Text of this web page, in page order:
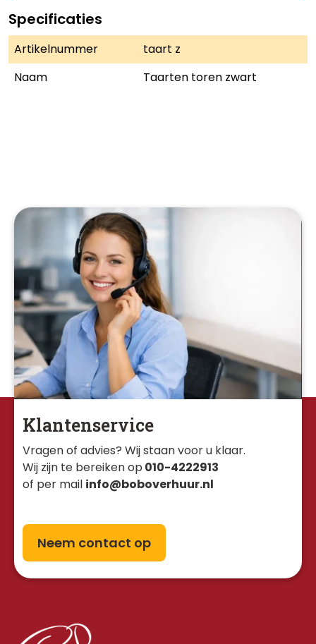
Specificaties
Artikelnummer
taart z
Naam
Taarten toren zwart
Klantenservice
Vragen of advies? Wij staan voor u klaar.
Wij zijn te bereiken op 010-4222913
of per mail info@boboverhuur.nl
Neem contact op